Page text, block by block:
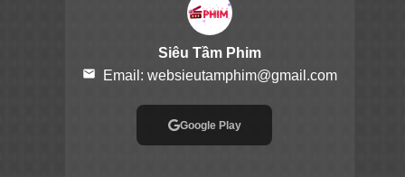
Siêu Tầm Phim
email Email: websieutamphim@gmail.com
Google Play